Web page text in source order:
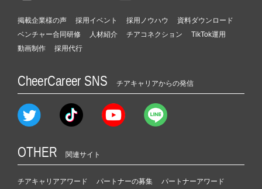
掲載企業様の声 採用イベント 採用ノウハウ
資料ダウンロード
ベンチャー合同研修
人材紹介 チアコネクション
TikTok運用
動画制作
採用代行
CheerCareer SNS チアキャリアからの発信
OTHER 関連サイト
チアキャリアアワード パートナーの募集 パートナーアワード